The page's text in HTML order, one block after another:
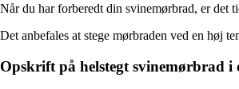
Når du har forberedt din svinemørbrad, er det
Det anbefales at stege mørbraden ved en høj
Opskrift på helstegt svinemørbrad i